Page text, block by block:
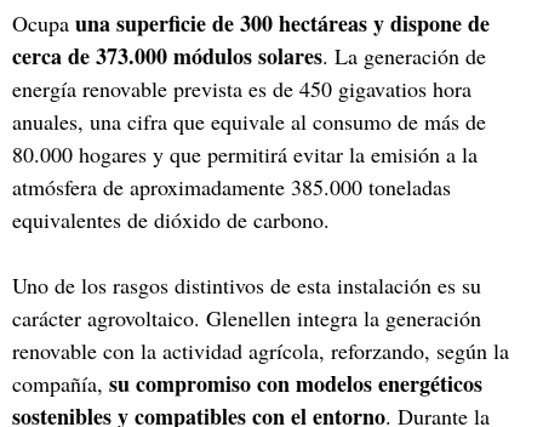
Ocupa una superficie de 300 hectáreas y dispone de
cerca de 373.000 módulos solares. La generación de
energía renovable prevista es de 450 gigavatios hora
anuales, una cifra que equivale al consumo de más de
80.000 hogares y que permitirá evitar la emisión a la
atmósfera de aproximadamente 385.000 toneladas
equivalentes de dióxido de carbono.
Uno de los rasgos distintivos de esta instalación es su
carácter agrovoltaico. Glenellen integra la generación
renovable con la actividad agrícola, reforzando, según la
compañía, su compromiso con modelos energéticos
sostenibles y compatibles con el entorno. Durante la